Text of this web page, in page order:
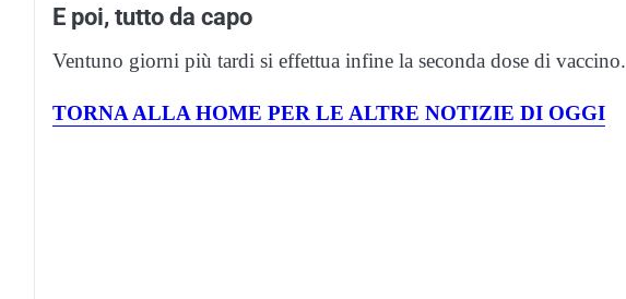
E poi, tutto da capo
Ventuno giorni più tardi si effettua infine la seconda dose di vaccino.
TORNA ALLA HOME PER LE ALTRE NOTIZIE DI OGGI